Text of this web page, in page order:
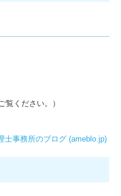
ください。）
士事務所のブログ (ameblo.jp)